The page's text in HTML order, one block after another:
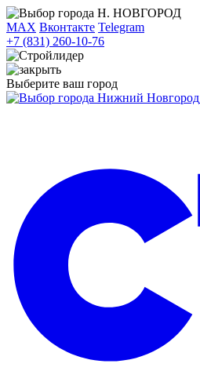
Н. НОВГОРОД
MAX Вконтакте Telegram
+7 (831) 260-10-76
Выберите ваш город
Нижний Новгород